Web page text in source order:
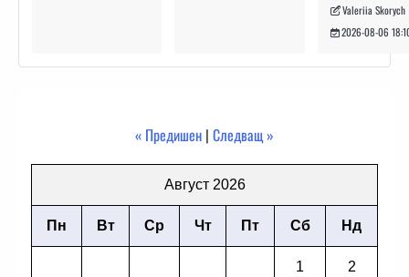
Valeriia Skorych
2026-08-06
« Предишен | Следващ »
Август 2026
Пн Вт Ср Чт Пт Сб Нд
1 2